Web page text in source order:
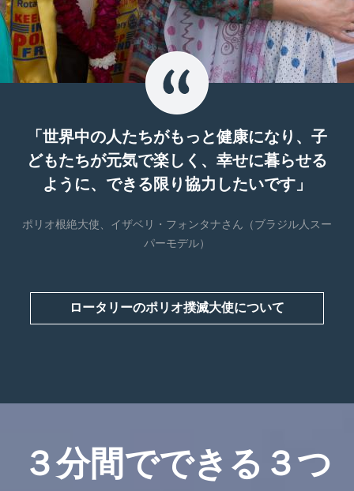
「世界中の人たちがもっと健康になり、子
どもたちが元気で楽しく、幸せに暮らせる
ように、できる限り協力したいです」
ポリオ根絶大使、イザベリ・フォンタナさん（ブラジル人スー
パーモデル）
ロータリーのポリオ撲滅大使について
３分間でできる３つ